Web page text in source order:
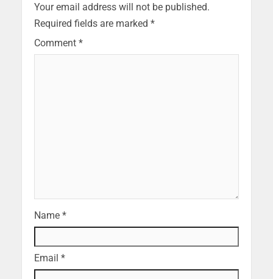
Your email address will not be published.
Required fields are marked *
Comment *
Name *
Email *